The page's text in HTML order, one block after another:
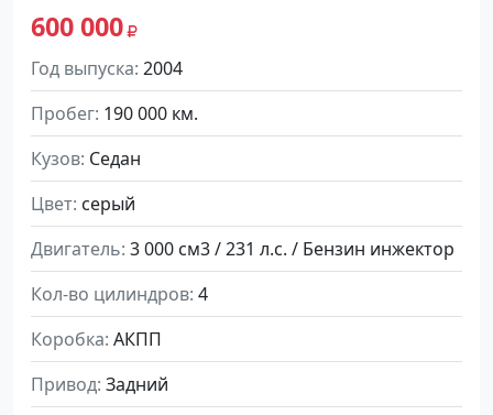
600 000
Год выпуска 2004
Пробег 190 000 км.
Кузов Седан
Цвет серый
Двигатель 3 000 см3 / 231 л.с. / Бензин инжектор
Кол-во цилиндров 4
Коробка АКПП
Привод Задний